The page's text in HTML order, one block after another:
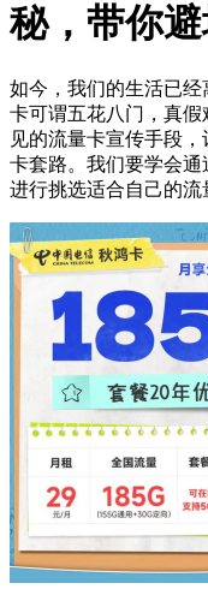
秘，带你避
如今，我们的生活已
卡可谓五花八门，真
见的流量卡宣传手段
卡套路。我们要学会
进行挑选适合自己的流